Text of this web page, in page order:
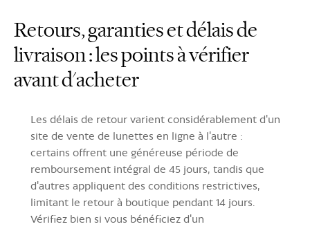
Retours, garanties et délais de
livraison : les points à vérifier
avant d'acheter
Les délais de retour varient considérablement d'un
site de vente de lunettes en ligne à l'autre :
certains offrent une généreuse période de
remboursement intégral de 45 jours, tandis que
d'autres appliquent des conditions restrictives,
limitant le retour à boutique pendant 14 jours.
Vérifiez bien si vous bénéficiez d'un